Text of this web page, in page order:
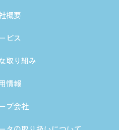
概要
ビス
取り組み
情報
プ会社